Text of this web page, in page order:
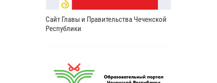
Сайт Главы и Правительства Чеченской
Республики